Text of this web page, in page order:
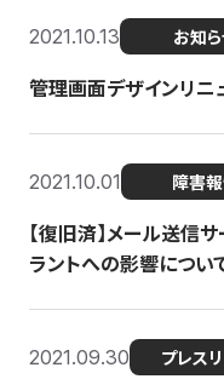
2021.10.13 お知
管理画面デザインリニ
2021.10.01 障害
【復旧済】メール送信
ラントへの影響につい
2021.09.30 プレス